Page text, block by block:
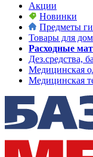
Акции
Новинки
Предметы
Товары для
Расходные
Дез.средства,
Медицинская
Медицинская